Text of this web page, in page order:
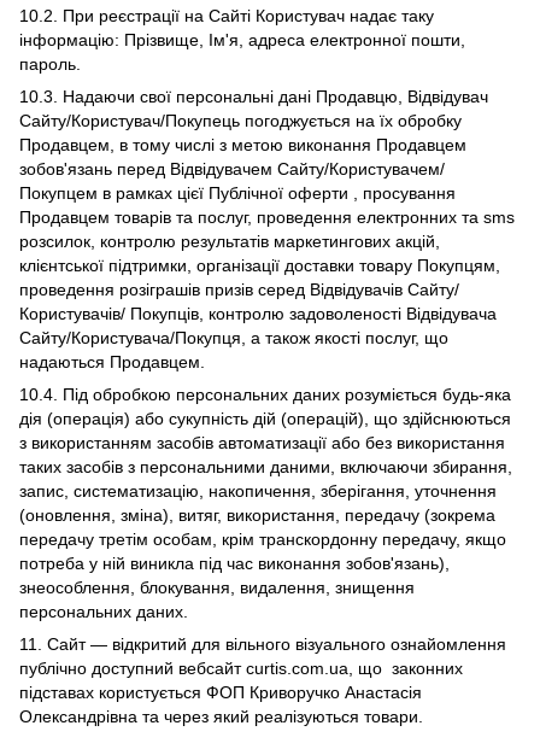
10.2. При реєстрації на Сайті Користувач надає таку
інформацію: Прізвище, Ім'я, адреса електронної пошти,
пароль.
10.3. Надаючи свої персональні дані Продавцю, Відвідувач
Сайту/Користувач/Покупець погоджується на їх обробку
Продавцем, в тому числі з метою виконання Продавцем
зобов'язань перед Відвідувачем Сайту/Користувачем/
Покупцем в рамках цієї Публічної оферти , просування
Продавцем товарів та послуг, проведення електронних та sms
розсилок, контролю результатів маркетингових акцій,
клієнтської підтримки, організації доставки товару Покупцям,
проведення розіграшів призів серед Відвідувачів Сайту/
Користувачів/ Покупців, контролю задоволеності Відвідувача
Сайту/Користувача/Покупця, а також якості послуг, що
надаються Продавцем.
10.4. Під обробкою персональних даних розуміється будь-яка
дія (операція) або сукупність дій (операцій), що здійснюються
з використанням засобів автоматизації або без використання
таких засобів з персональними даними, включаючи збирання,
запис, систематизацію, накопичення, зберігання, уточнення
(оновлення, зміна), витяг, використання, передачу (зокрема
передачу третім особам, крім транскордонну передачу, якщо
потреба у ній виникла під час виконання зобов'язань),
знеособлення, блокування, видалення, знищення
персональних даних.
11. Сайт — відкритий для вільного візуального ознайомлення
публічно доступний вебсайт curtis.com.ua, що законних
підставах користується ФОП Криворучко Анастасія
Олександрівна та через який реалізуються товари.